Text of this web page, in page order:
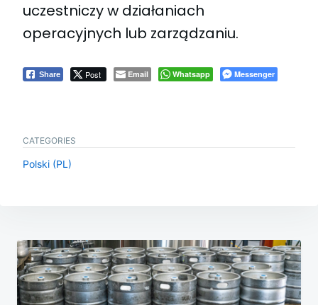
uczestniczy w działaniach
operacyjnych lub zarządzaniu.
Share Post Email Whatsapp Messenger
CATEGORIES
Polski (PL)
Post
navigation